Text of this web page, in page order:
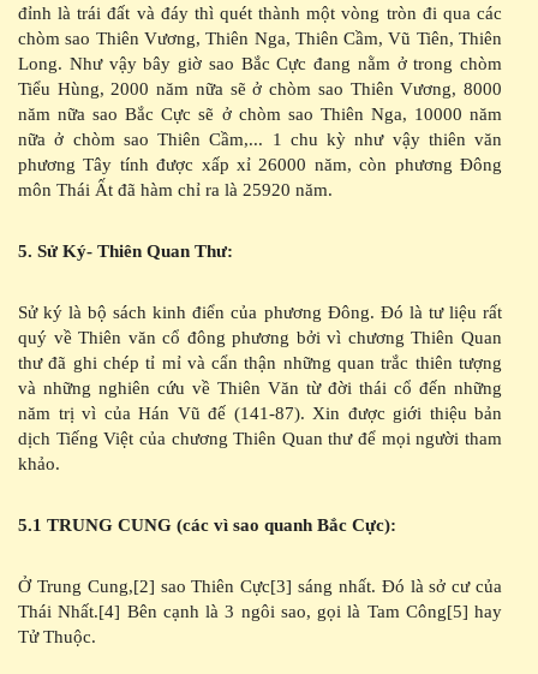
đỉnh là trái đất và đáy thì quét thành một vòng tròn đi qua các
chòm sao Thiên Vương, Thiên Nga, Thiên Cầm, Vũ Tiên, Thiên
Long. Như vậy bây giờ sao Bắc Cực đang nằm ở trong chòm
Tiểu Hùng, 2000 năm nữa sẽ ở chòm sao Thiên Vương, 8000
năm nữa sao Bắc Cực sẽ ở chòm sao Thiên Nga, 10000 năm
nữa ở chòm sao Thiên Cầm,... 1 chu kỳ như vậy thiên văn
phương Tây tính được xấp xỉ 26000 năm, còn phương Đông
môn Thái Ất đã hàm chỉ ra là 25920 năm.
5. Sử Ký- Thiên Quan Thư:
Sử ký là bộ sách kinh điển của phương Đông. Đó là tư liệu rất
quý về Thiên văn cổ đông phương bởi vì chương Thiên Quan
thư đã ghi chép tỉ mỉ và cẩn thận những quan trắc thiên tượng
và những nghiên cứu về Thiên Văn từ đời thái cổ đến những
năm trị vì của Hán Vũ đế (141-87). Xin được giới thiệu bản
dịch Tiếng Việt của chương Thiên Quan thư để mọi người tham
khảo.
5.1 TRUNG CUNG (các vì sao quanh Bắc Cực):
Ở Trung Cung,[2] sao Thiên Cực[3] sáng nhất. Đó là sở cư của
Thái Nhất.[4] Bên cạnh là 3 ngôi sao, gọi là Tam Công[5] hay
Tử Thuộc.